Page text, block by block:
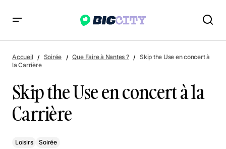
Accueil Soirée Que Faire à Nantes ?
Skip the Use en concert à
la Carrière
Skip the Use en concert à la
Carrière
Loisirs Soirée